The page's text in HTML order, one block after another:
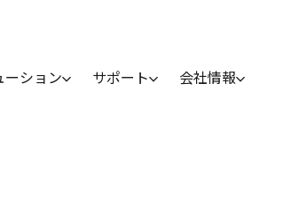
ーション サポート 会社情報